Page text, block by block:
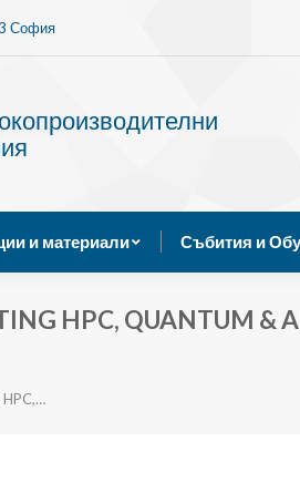
София
и материали Събития и
HPC, QUANTUM
HPC,…